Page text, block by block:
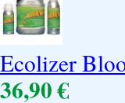
Ecolizer
36,90 €